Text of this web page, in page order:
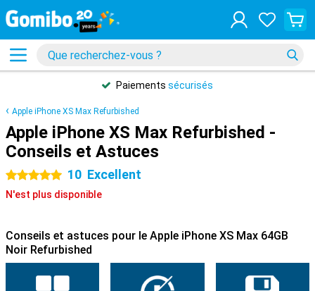
Paiements sécurisés
Apple iPhone XS Max Refurbished
Apple iPhone XS Max Refurbished -
Conseils et Astuces
5 étoiles 10 Excellent
N'est plus disponible
Conseils et astuces pour le Apple iPhone XS Max 64GB
Noir Refurbished